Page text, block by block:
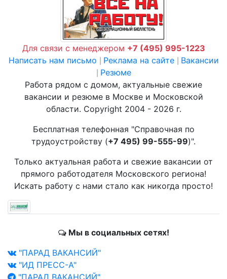
Для связи с менеджером +7 (495) 995-1223
Написать нам письмо
Реклама на сайте Вакансии
Резюме
Работа рядом с домом, актуальные свежие
вакансии и резюме в Москве и Московской
области. Copyright 2004 - 2026 г.
Бесплатная телефонная "Справочная по
трудоустройству (+7 495) 99-555-99)".
Только актуальная работа и свежие вакансии от
прямого работодателя Московского региона!
Искать работу с нами стало как никогда просто!
Мы в социальных сетях!
"ПАРАД ВАКАНСИЙ"
"ИД ПРЕСС-А"